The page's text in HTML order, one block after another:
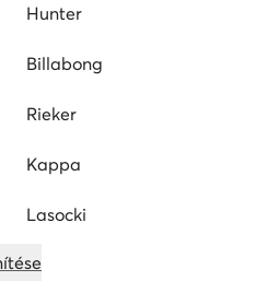
Hunter
Billabong
Rieker
Kappa
Lasocki